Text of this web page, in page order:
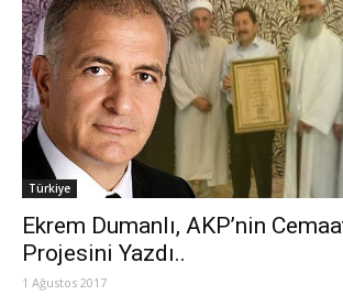
Türkiye
Ekrem Dumanlı, AKP’nin
Projesini Yazdı..
1 Ağustos 2017